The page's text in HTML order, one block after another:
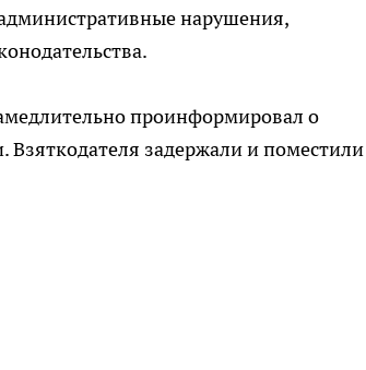
нарушения,
проинформировал о
Взяткодателя задержали и поместили